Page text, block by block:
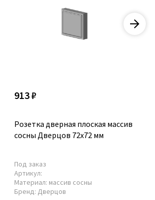
913 ₽
Розетка дверная плоская массив
сосны Дверцов 72х72 мм
Под заказ
Артикул:
Материал: массив сосны
Бренд: Дверцов